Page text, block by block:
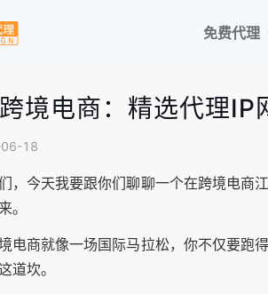
免费代理
跨境电商：精选代理
18
，今天我要跟你们聊聊一个在跨境电
。
电商就像一场国际马拉松，你不仅要跑
道坎。